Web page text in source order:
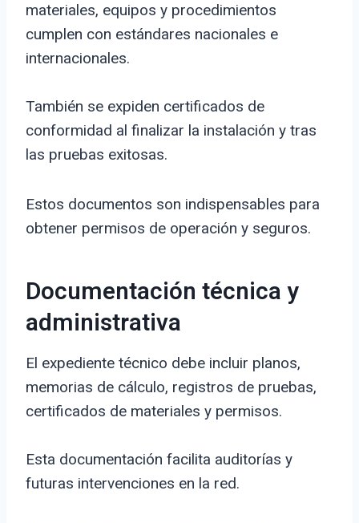
materiales, equipos y procedimientos
cumplen con estándares nacionales e
internacionales.
También se expiden certificados de
conformidad al finalizar la instalación y tras
las pruebas exitosas.
Estos documentos son indispensables para
obtener permisos de operación y seguros.
Documentación técnica y
administrativa
El expediente técnico debe incluir planos,
memorias de cálculo, registros de pruebas,
certificados de materiales y permisos.
Esta documentación facilita auditorías y
futuras intervenciones en la red.